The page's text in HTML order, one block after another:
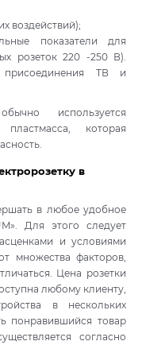
воздействий);
показатели для
розеток 220 -250 В).
ТВ и
используется
которая
в
в любое удобное
Для этого следует
и условиями
множества факторов,
Цена розетки
любому клиенту,
в нескольких
понравившийся товар
согласно